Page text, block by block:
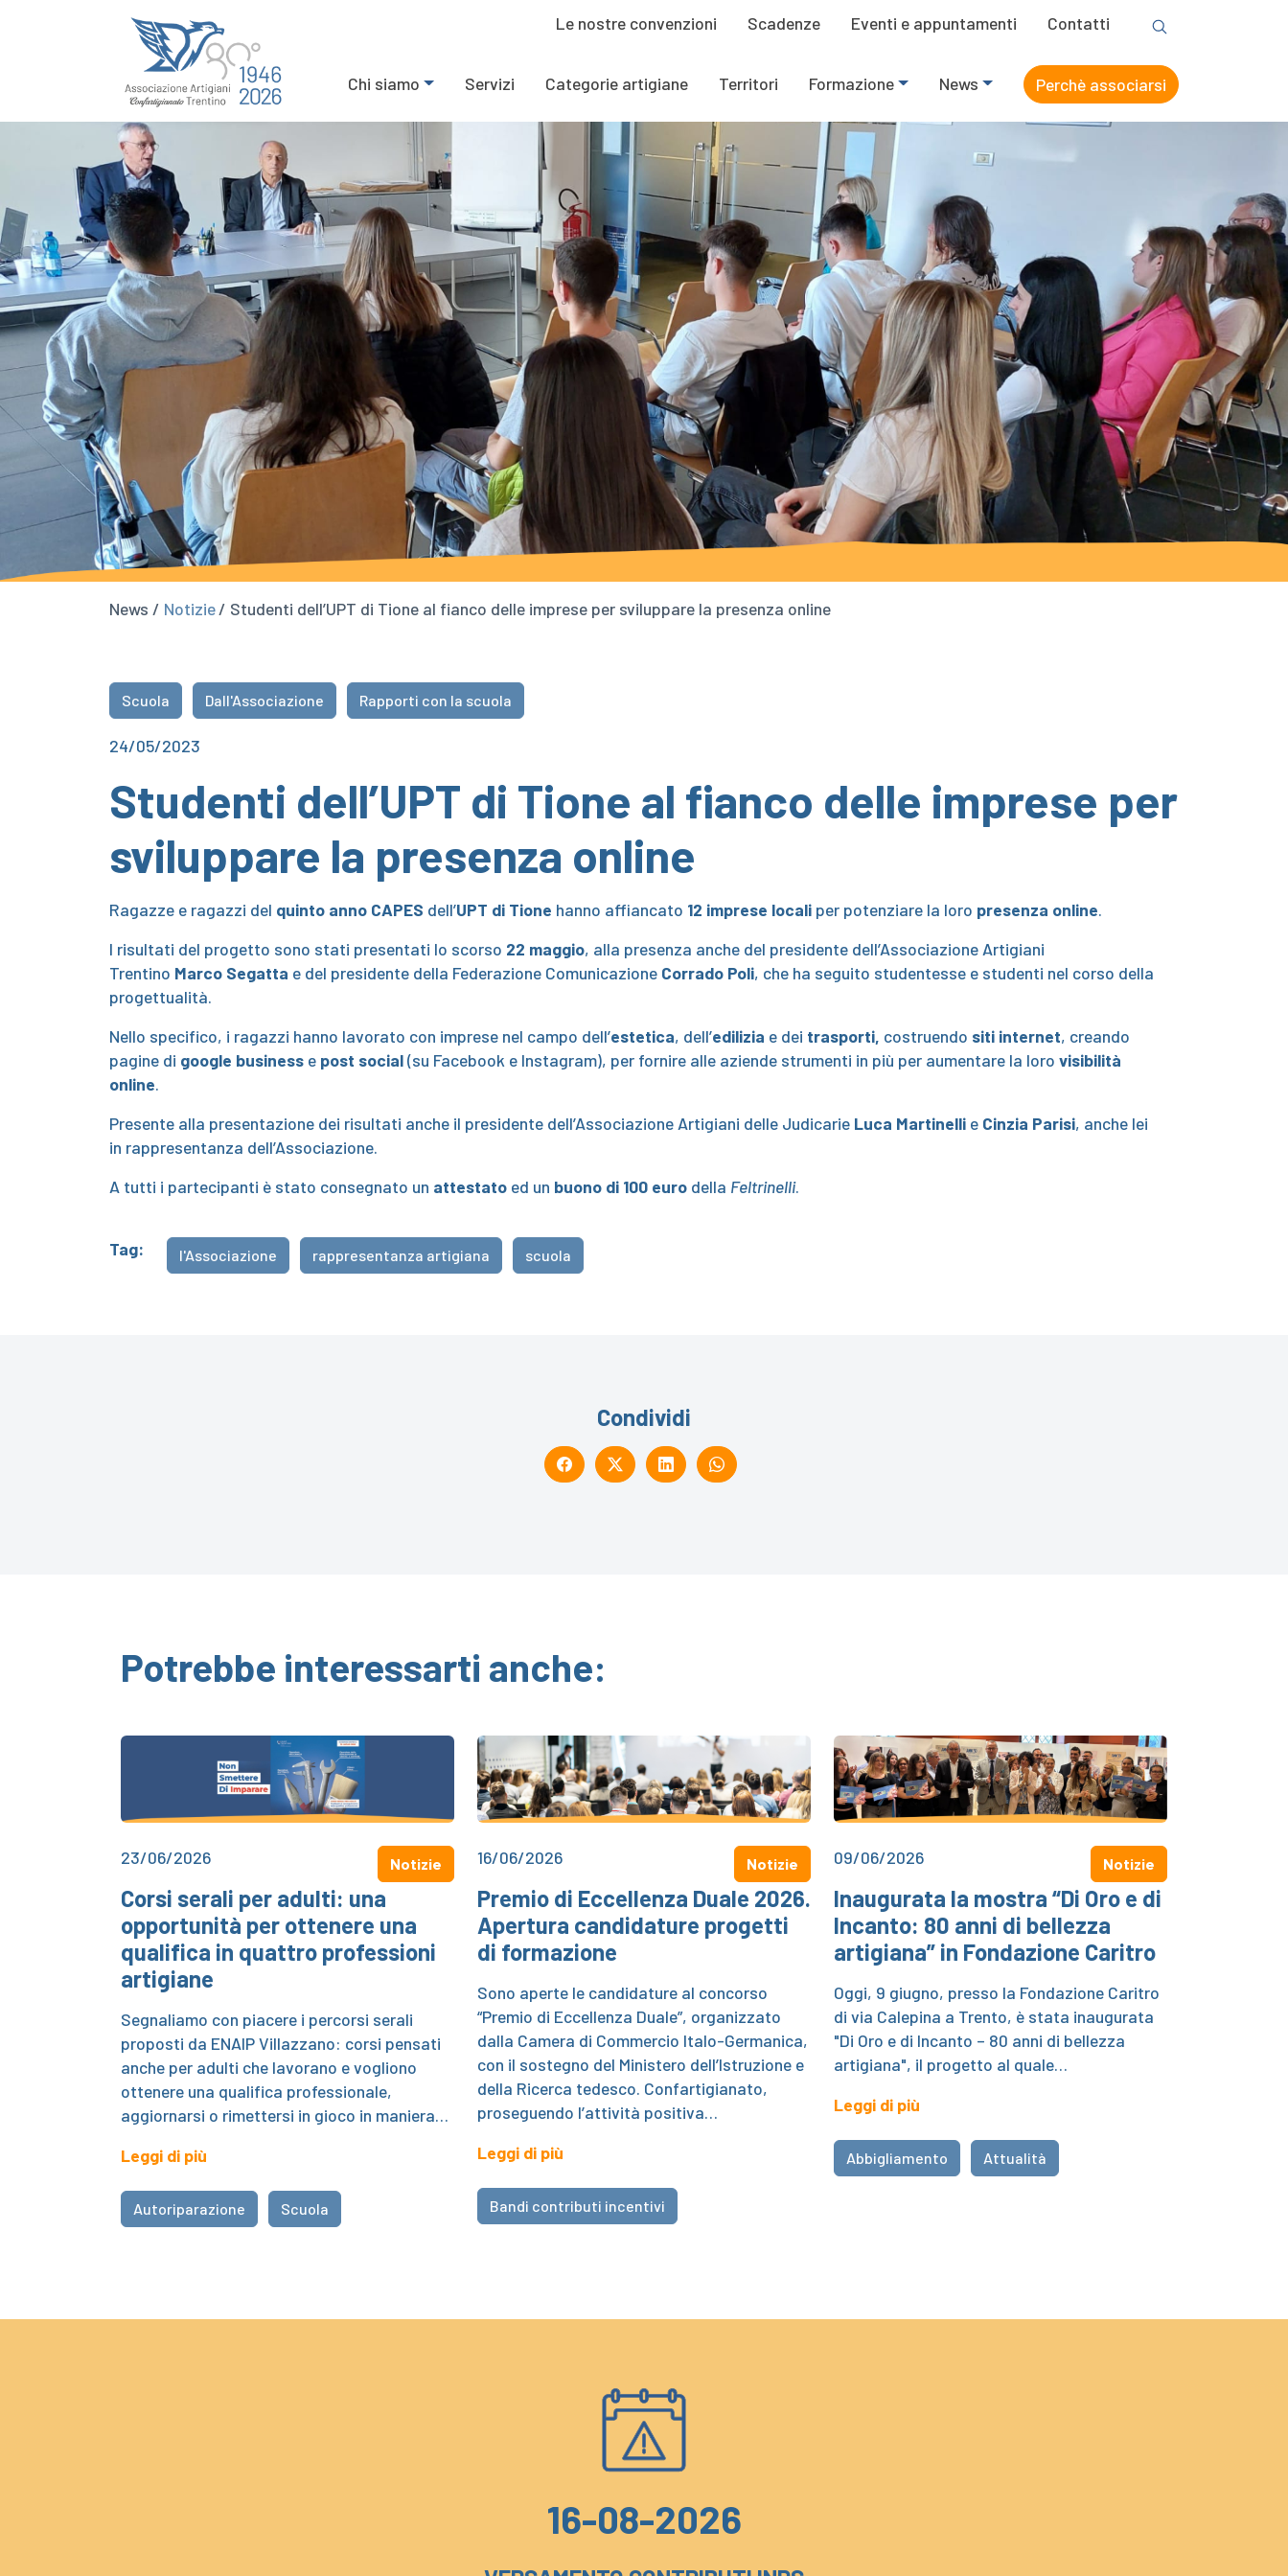
Le nostre convenzioni Scadenze Eventi e appuntamenti Contatti
Chi siamo Servizi Categorie artigiane Territori Formazione News Perchè associarsi
News / Notizie/ Studenti dell’UPT di Tione al fianco delle imprese per sviluppare la presenza online
Scuola Dall'Associazione Rapporti con la scuola
24/05/2023
Studenti dell’UPT di Tione al fianco delle imprese per
sviluppare la presenza online
Ragazze e ragazzi del quinto anno CAPES dell’UPT di Tione hanno affiancato 12 imprese locali per potenziare la loro presenza online.
I risultati del progetto sono stati presentati lo scorso 22 maggio, alla presenza anche del presidente dell’Associazione Artigiani
Trentino Marco Segatta e del presidente della Federazione Comunicazione Corrado Poli, che ha seguito studentesse e studenti nel corso della
progettualità.
Nello specifico, i ragazzi hanno lavorato con imprese nel campo dell’estetica, dell’edilizia e dei trasporti, costruendo siti internet, creando
pagine di google business e post social(su Facebook e Instagram), per fornire alle aziende strumenti in più per aumentare la loro visibilità
online.
Presente alla presentazione dei risultati anche il presidente dell’Associazione Artigiani delle Judicarie Luca Martinelli e Cinzia Parisi, anche lei
in rappresentanza dell’Associazione.
A tutti i partecipanti è stato consegnato un attestato ed un buono di 100 euro della Feltrinelli.
Tag: l'Associazione rappresentanza artigiana scuola
Condividi
Potrebbe interessarti anche:
23/06/2026 Notizie
Corsi serali per adulti: una
opportunità per ottenere una
qualifica in quattro professioni
artigiane
Segnaliamo con piacere i percorsi serali
proposti da ENAIP Villazzano: corsi pensati
anche per adulti che lavorano e vogliono
ottenere una qualifica professionale,
aggiornarsi o rimettersi in gioco in maniera…
Leggi di più
Autoriparazione Scuola
16/06/2026 Notizie
Premio di Eccellenza Duale 2026.
Apertura candidature progetti
di formazione
Sono aperte le candidature al concorso
“Premio di Eccellenza Duale”, organizzato
dalla Camera di Commercio Italo-Germanica,
con il sostegno del Ministero dell’Istruzione e
della Ricerca tedesco. Confartigianato,
proseguendo l’attività positiva…
Leggi di più
Bandi contributi incentivi
09/06/2026 Notizie
Inaugurata la mostra “Di Oro e di
Incanto: 80 anni di bellezza
artigiana” in Fondazione Caritro
Oggi, 9 giugno, presso la Fondazione Caritro
di via Calepina a Trento, è stata inaugurata
"Di Oro e di Incanto – 80 anni di bellezza
artigiana", il progetto al quale…
Leggi di più
Abbigliamento Attualità
16-08-2026